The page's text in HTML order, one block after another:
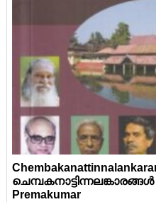
ചെമ്പകനാട്ടിന്നലങ്കാരങ്ങള്‍
Premakumar